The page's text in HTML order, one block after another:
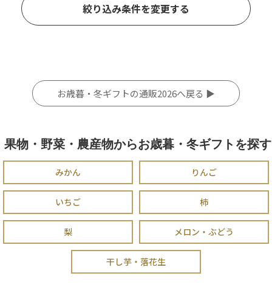
絞り込み条件を変更する
お歳暮・冬ギフトの通販2026へ戻る ▶
果物・野菜・農産物からお歳暮・冬ギフトを探す
みかん りんご
いちご 柿
梨 メロン・ぶどう
干し芋・落花生